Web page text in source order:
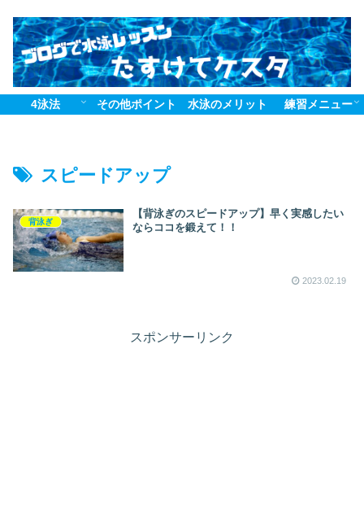
4泳法 その他ポイント 水泳のメリット 練習メニュー
スピードアップ
背泳ぎ
【背泳ぎのスピードアップ】早く実感したい
ならココを鍛えて！！
2023.02.19
スポンサーリンク